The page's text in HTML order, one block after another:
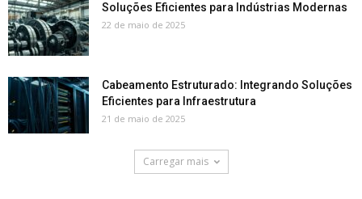
Soluções Eficientes para Indústrias Modernas
22 de maio de 2025
Cabeamento Estruturado: Integrando Soluções
Eficientes para Infraestrutura
21 de maio de 2025
Carregar mais